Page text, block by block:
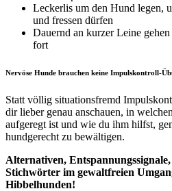
Leckerlis um den Hund legen,
und fressen dürfen
Dauernd an kurzer Leine
fort
Nervöse Hunde brauchen keine Impulskontroll-
Statt völlig situationsfremd
dir lieber genau anschauen, in
aufgeregt ist und wie du ihm hilfst,
hundgerecht zu bewältigen.
Alternativen,
Stichwörter im gewaltfreien
Hibbelhunden!